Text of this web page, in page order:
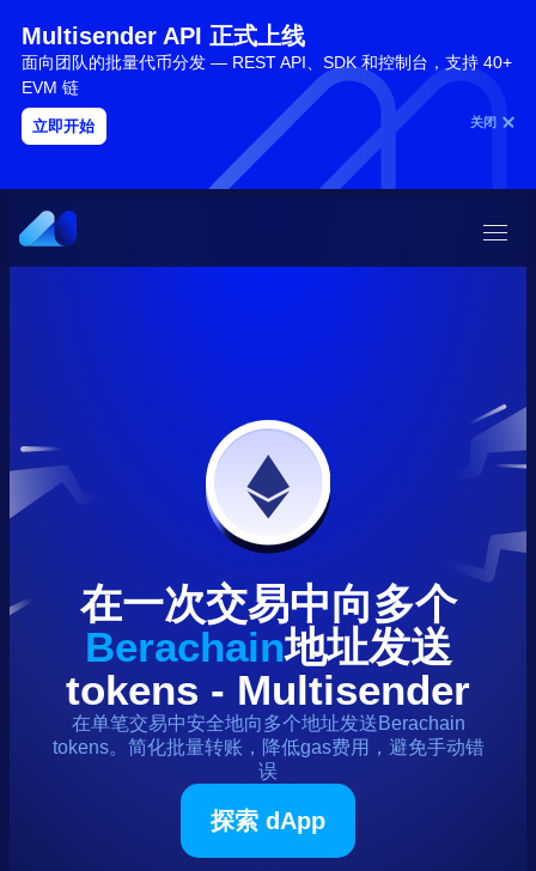
Multisender API 正式上线
面向团队的批量代币分发 — REST API、SDK 和控制台，支持 40+
EVM 链
立即开始 关闭
在一次交易中向多个
Berachain地址发送
tokens - Multisender
在单笔交易中安全地向多个地址发送 Berachain
tokens。简化批量转账，降低gas费用，避免手动错
误
探索 dApp